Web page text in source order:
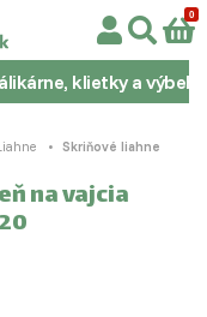
klietky a výbehy
Skriňové liahne
na vajcia